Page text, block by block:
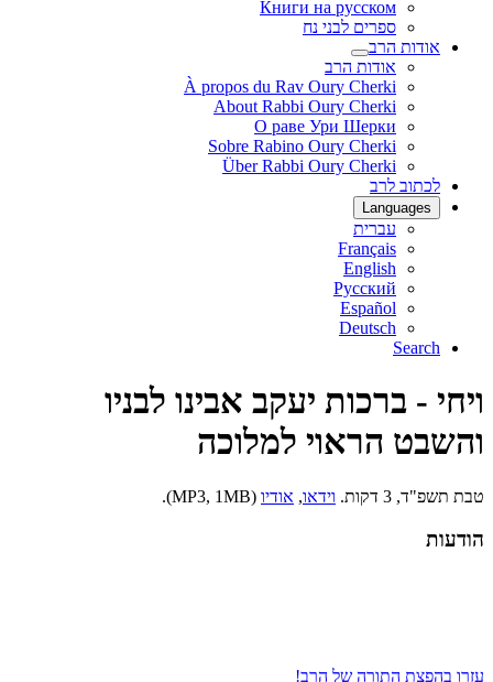
Книги на русском
ספרים לבני נח
אודות הרב
אודות הרב
À propos du Rav Oury Cherki
About Rabbi Oury Cherki
О раве Ури Шерки
Sobre Rabino Oury Cherki
Über Rabbi Oury Cherki
לכתוב לרב
Languages
עברית
Français
English
Русский
Español
Deutsch
Search
ויחי - ברכות יעקב אבינו לבניו
והשבט הראוי למלוכה
טבת תשפ"ד, 3 דקות. וידאו, אודיו (MP3, 1MB).
הודעות
עזרו בהפצת התורה של הרב!